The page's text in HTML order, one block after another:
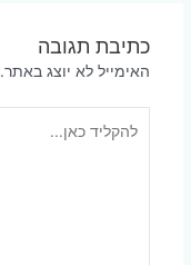
כתיבת תגובה
האימייל לא יוצג באתר.
כאן...